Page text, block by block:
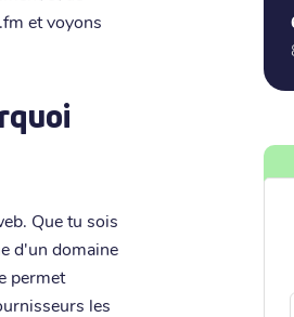
et voyons
Que tu sois
d'un domaine
permet
les